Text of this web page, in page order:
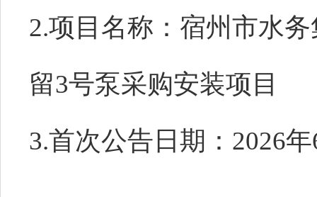
2.项目名称： 宿州市水
留3号泵采购安装项目
3.首次公告日期：2026